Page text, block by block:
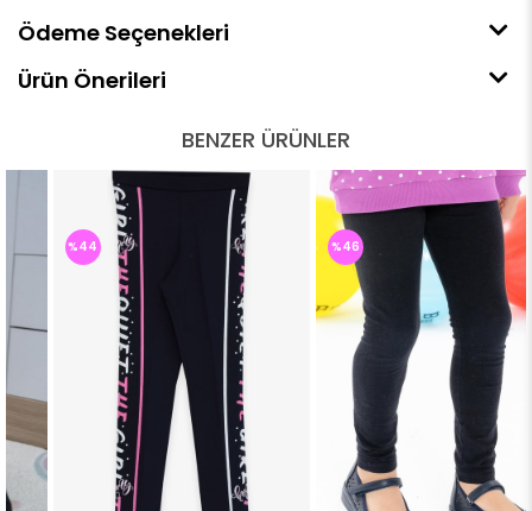
Ödeme Seçenekleri
Ürün Önerileri
BENZER ÜRÜNLER